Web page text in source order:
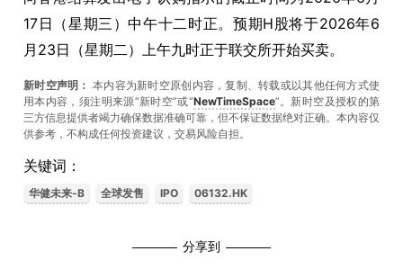
17日（星期三）中午十二时正。预期H股将于2026年6
月23日（星期二）上午九时正于联交所开始买卖。
新时空声明： 本内容为新时空原创内容，复制、转载或以其他任何方式使
用本内容，须注明来源“新时空”或“NewTimeSpace”。新时空及授权的第
三方信息提供者竭力确保数据准确可靠，但不保证数据绝对正确。本內容仅
供参考，不构成任何投资建议，交易风险自担。
关键词：
华健未来-B 全球发售 IPO 06132.HK
分享到